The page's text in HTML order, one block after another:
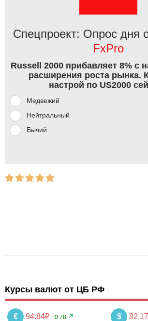
Спецпроект: Опрос дня
FxPro
Russell 2000 прибавляет 8% с
расширения роста рынка.
настрой по US2000
Медвежий
Нейтральный
Бычий
Курсы валют от ЦБ РФ
€ 94.84₽ +0.78 $